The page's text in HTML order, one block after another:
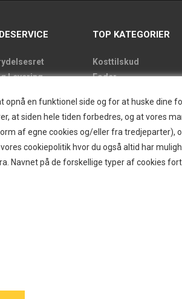
en funktionel side og for at huske dine
at siden hele tiden forbedres, og at vores
af egne cookies og/eller fra tredjeparter),
cookiepolitik hvor du også altid har
Navnet på de forskellige typer af cookies
Levering
åbningstider
Greendog
gode råd
TOP KATEGORIER
Kosttilskud
Foder
Udstyr
Pelspleje
Pleje
Hjemmet & Bilen
Brands